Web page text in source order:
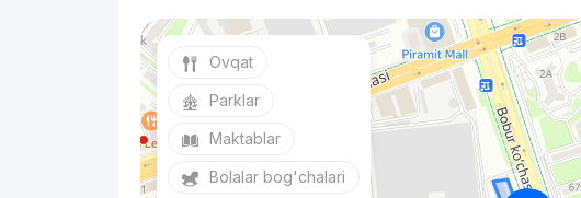
Ovqat
Parklar
Maktablar
Bolalar bog'chalari